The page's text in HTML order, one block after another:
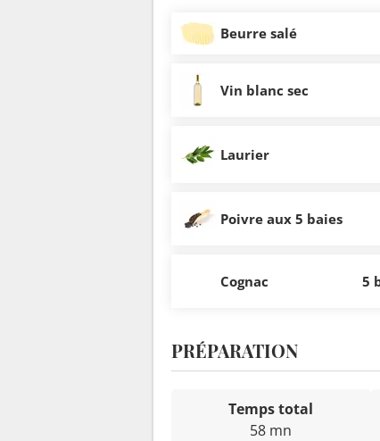
Beurre salé
Vin blanc sec
Laurier
Poivre aux 5 baies
Cognac 5
PRÉPARATION
Temps total
58 mn